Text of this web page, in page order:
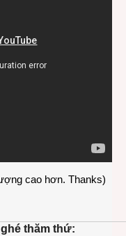
cao hơn. Thanks)
thăm thứ: